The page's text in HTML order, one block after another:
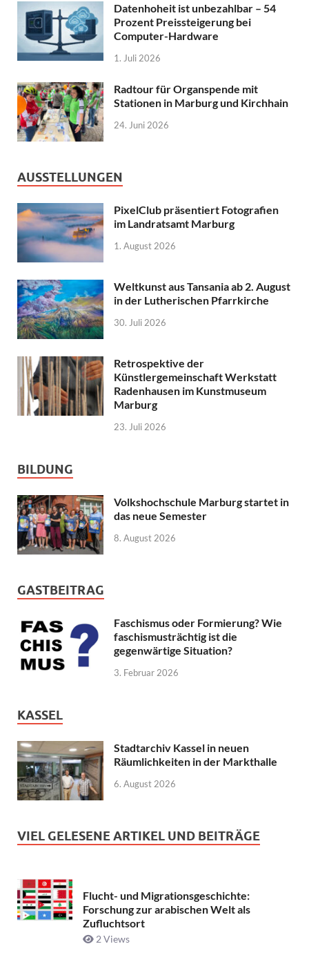
Datenhoheit ist unbezahlbar – 54
Prozent Preissteigerung bei
Computer-Hardware
1. Juli 2026
Radtour für Organspende mit
Stationen in Marburg und Kirchhain
24. Juni 2026
AUSSTELLUNGEN
PixelClub präsentiert Fotografien
im Landratsamt Marburg
1. August 2026
Weltkunst aus Tansania ab 2. August
in der Lutherischen Pfarrkirche
30. Juli 2026
Retrospektive der
Künstlergemeinschaft Werkstatt
Radenhausen im Kunstmuseum
Marburg
23. Juli 2026
BILDUNG
Volkshochschule Marburg startet in
das neue Semester
8. August 2026
GASTBEITRAG
Faschismus oder Formierung? Wie
faschismusträchtig ist die
gegenwärtige Situation?
3. Februar 2026
KASSEL
Stadtarchiv Kassel in neuen
Räumlichkeiten in der Markthalle
6. August 2026
VIEL GELESENE ARTIKEL UND BEITRÄGE
Flucht- und Migrationsgeschichte:
Forschung zur arabischen Welt als
Zufluchtsort
2 Views